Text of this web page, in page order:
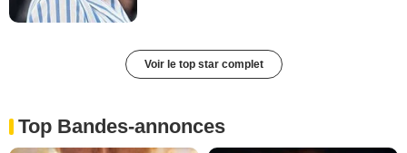
Voir le top star complet
Top Bandes-annonces